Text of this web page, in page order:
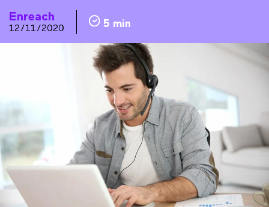
Enreach
12/11/2020 5 min